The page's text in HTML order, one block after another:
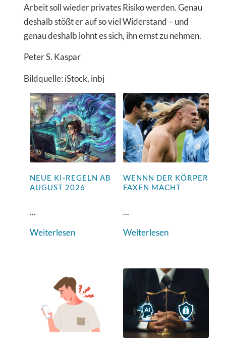
Arbeit soll wieder privates Risiko werden. Genau
deshalb stößt er auf so viel Widerstand – und
genau deshalb lohnt es sich, ihn ernst zu nehmen.
Peter S. Kaspar
Bildquelle: iStock, inbj
NEUE KI-REGELN AB
AUGUST 2026
...
Weiterlesen
WENNN DER KÖRPER
FAXEN MACHT
...
Weiterlesen